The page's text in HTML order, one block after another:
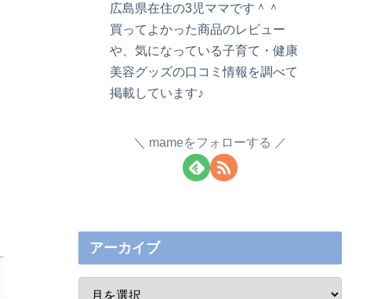
広島県在住の3児ママです＾＾
買ってよかった商品のレビュー
や、気になっている子育て・健康
美容グッズの口コミ情報を調べて
掲載しています♪
mameをフォローする
アーカイブ